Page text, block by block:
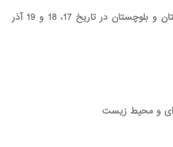
برگزاری ممیزی داخلی در برق منطقه‌ای سیستان و بلوچستان در تاریخ 17، 18 و 19 آذر
و محیط زیست